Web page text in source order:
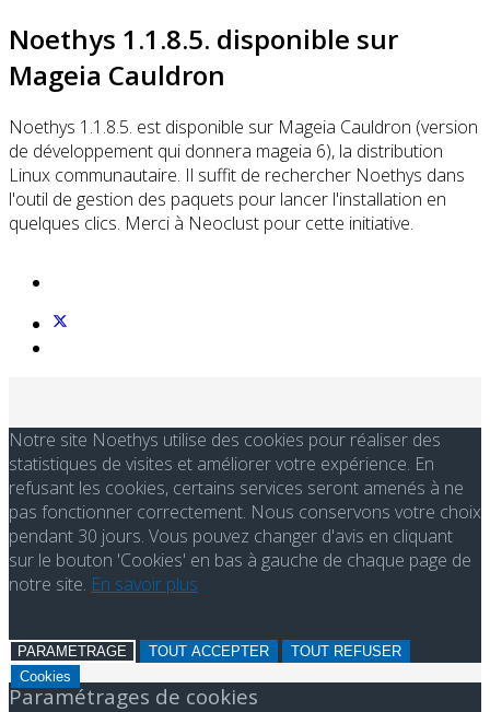
Noethys 1.1.8.5. disponible sur
Mageia Cauldron
Noethys 1.1.8.5. est disponible sur Mageia Cauldron (version
de développement qui donnera mageia 6), la distribution
Linux communautaire. Il suffit de rechercher Noethys dans
l'outil de gestion des paquets pour lancer l'installation en
quelques clics. Merci à Neoclust pour cette initiative.
Notre site Noethys utilise des cookies pour réaliser des
statistiques de visites et améliorer votre expérience. En
refusant les cookies, certains services seront amenés à ne
pas fonctionner correctement. Nous conservons votre choix
pendant 30 jours. Vous pouvez changer d'avis en cliquant
sur le bouton 'Cookies' en bas à gauche de chaque page de
notre site. En savoir plus
PARAMETRAGE TOUT ACCEPTER
TOUT REFUSER
Cookies
Paramétrages de cookies